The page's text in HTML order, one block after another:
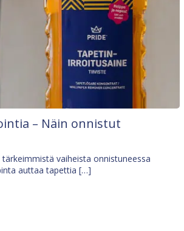
– Näin onnistut
vaiheista onnistuneessa
auttaa tapettia […]